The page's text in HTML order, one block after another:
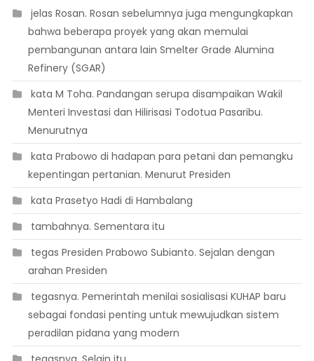
 jelas Rosan. Rosan sebelumnya juga mengungkapkan
bahwa beberapa proyek yang akan memulai
pembangunan antara lain Smelter Grade Alumina
Refinery (SGAR)
 kata M Toha. Pandangan serupa disampaikan Wakil
Menteri Investasi dan Hilirisasi Todotua Pasaribu.
Menurutnya
 kata Prabowo di hadapan para petani dan pemangku
kepentingan pertanian. Menurut Presiden
 kata Prasetyo Hadi di Hambalang
 tambahnya. Sementara itu
 tegas Presiden Prabowo Subianto. Sejalan dengan
arahan Presiden
 tegasnya. Pemerintah menilai sosialisasi KUHAP baru
sebagai fondasi penting untuk mewujudkan sistem
peradilan pidana yang modern